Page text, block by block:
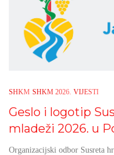
SHKM SHKM 2026. VIJESTI
Geslo i logotip
mladeži 2026. u
Organizacijski odbor Susreta